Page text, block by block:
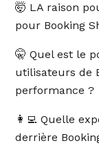
🤯 LA raison
pour Booking
🤫 Quel est le
utilisateurs de
performance ?
👩‍💻 Quelle
derrière